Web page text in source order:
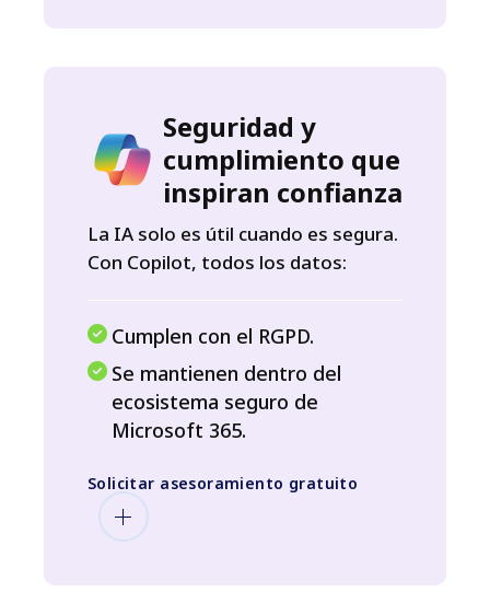
Seguridad y
cumplimiento que
inspiran confianza
La IA solo es útil cuando es segura.
Con Copilot, todos los datos:
Cumplen con el RGPD.
Se mantienen dentro del
ecosistema seguro de
Microsoft 365.
Solicitar asesoramiento gratuito